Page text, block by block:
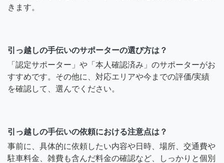
きます。
引っ越しの手伝いのサポーターの選び方は？
「認定サポーター」や「本人確認済み」のサポーターがお
すすめです。その他に、対応エリアや今までの評価/実績
を確認して、選んでください。
引っ越しの手伝いの依頼における注意点は？
事前に、具体的に依頼したい内容や日時、場所、交通費や
駐車料金、雑費も含んだ料金の確認など、しっかりと個別